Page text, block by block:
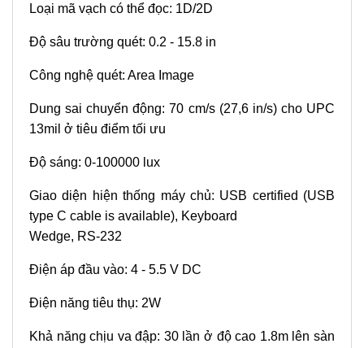
Loại mã vạch có thể đọc: 1D/2D
Độ sâu trường quét: 0.2 - 15.8 in
Công nghệ quét: Area Image
Dung sai chuyển động: 70 cm/s (27,6 in/s) cho UPC
13mil ở tiêu điểm tối ưu
Độ sáng: 0-100000 lux
Giao diện hiện thống máy chủ: USB certified (USB
type C cable is available), Keyboard
Wedge, RS-232
Điện áp đầu vào: 4 - 5.5 V DC
Điện năng tiêu thụ: 2W
Khả năng chịu va đập: 30 lần ở độ cao 1.8m lên sàn